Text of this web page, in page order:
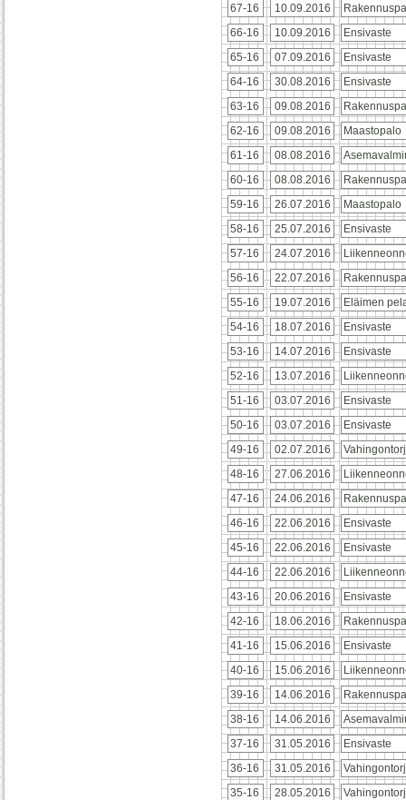
67-16
10.09.2016
66-16
10.09.2016
Ensivaste
65-16
07.09.2016
Ensivaste
64-16
30.08.2016
Ensivaste
63-16
09.08.2016
62-16
09.08.2016
Maastopalo
61-16
08.08.2016
60-16
08.08.2016
59-16
26.07.2016
Maastopalo
58-16
25.07.2016
Ensivaste
57-16
24.07.2016
56-16
22.07.2016
55-16
19.07.2016
Eläimen
54-16
18.07.2016
Ensivaste
53-16
14.07.2016
Ensivaste
52-16
13.07.2016
51-16
03.07.2016
Ensivaste
50-16
03.07.2016
Ensivaste
49-16
02.07.2016
48-16
27.06.2016
47-16
24.06.2016
46-16
22.06.2016
Ensivaste
45-16
22.06.2016
Ensivaste
44-16
22.06.2016
43-16
20.06.2016
Ensivaste
42-16
18.06.2016
41-16
15.06.2016
Ensivaste
40-16
15.06.2016
39-16
14.06.2016
38-16
14.06.2016
37-16
31.05.2016
Ensivaste
36-16
31.05.2016
35-16
28.05.2016